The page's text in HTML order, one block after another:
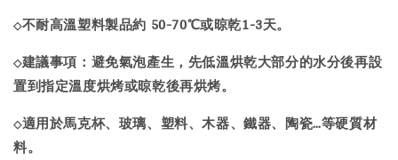
◇不耐高溫塑料製品約 50-70℃或晾乾1-3天。
◇建議事項：避免氣泡產生，先低溫烘乾大部分的水分後再設
置到指定溫度烘烤或晾乾後再烘烤。
◇適用於馬克杯、玻璃、塑料、木器、鐵器、陶瓷…等硬質材
料。